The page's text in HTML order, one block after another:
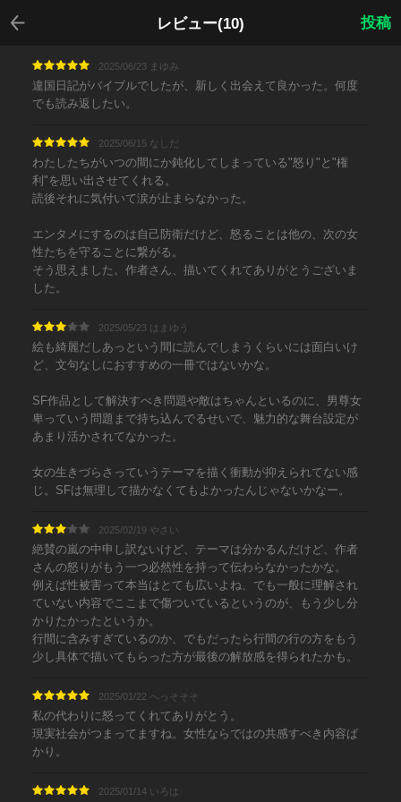
レビュー(10)
戻る
投稿
2025/06/23 まゆみ
違国日記がバイブルでしたが、新しく出会えて良かった。何度
でも読み返したい。
2025/06/15 なしだ
わたしたちがいつの間にか鈍化してしまっている"怒り"と"権
利"を思い出させてくれる。
読後それに気付いて涙が止まらなかった。
エンタメにするのは自己防衛だけど、怒ることは他の、次の女
性たちを守ることに繋がる。
そう思えました。作者さん、描いてくれてありがとうございま
した。
2025/05/23 はまゆう
絵も綺麗だしあっという間に読んでしまうくらいには面白いけ
ど、文句なしにおすすめの一冊ではないかな。
SF作品として解決すべき問題や敵はちゃんといるのに、男尊女
卑っていう問題まで持ち込んでるせいで、魅力的な舞台設定が
あまり活かされてなかった。
女の生きづらさっていうテーマを描く衝動が抑えられてない感
じ。SFは無理して描かなくてもよかったんじゃないかなー。
2025/02/19 やさい
絶賛の嵐の中申し訳ないけど、テーマは分かるんだけど、作者
さんの怒りがもう一つ必然性を持って伝わらなかったかな。
例えば性被害って本当はとても広いよね、でも一般に理解され
ていない内容でここまで傷ついているというのが、もう少し分
かりたかったというか。
行間に含みすぎているのか、でもだったら行間の行の方をもう
少し具体で描いてもらった方が最後の解放感を得られたかも。
2025/01/22 へっそそそ
私の代わりに怒ってくれてありがとう。
現実社会がつまってますね。女性ならではの共感すべき内容ば
かり。
2025/01/14 いろは